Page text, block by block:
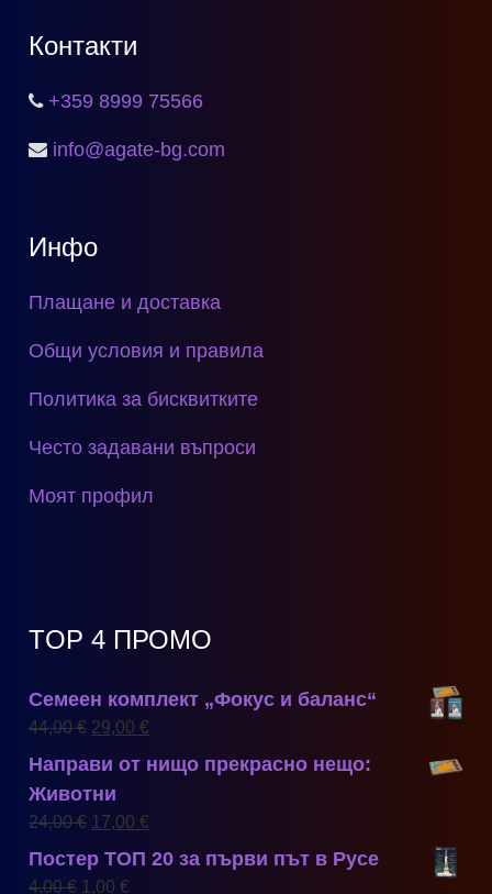
Контакти
+359 8999 75566
info@agate-bg.com
Инфо
Плащане и доставка
Общи условия и правила
Политика за бисквитките
Често задавани въпроси
Моят профил
TOP 4 ПРОМО
Семеен комплект „Фокус и баланс“
44,00€ O
g
i
n
a
29,00 €
щ
а
Направи от нищо прекрасно нещо:
Животни
24,00€ O
i
17,00 €
Постер ТОП 20 за първи път в Русе
4,00€ 1,00 €